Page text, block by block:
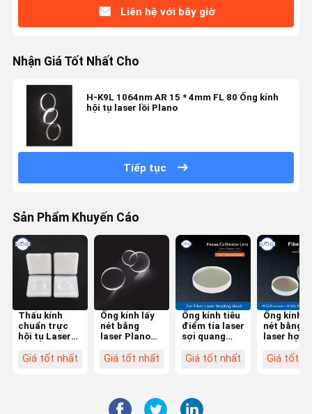
Liên hệ với bây giờ
Nhận Giá Tốt Nhất Cho
H-K9L 1064nm AR 15 * 4mm FL 80 Ống kính
hội tụ laser lồi Plano
Tiếp tục
Sản Phẩm Khuyến Cáo
Thấu kính
chuẩn trực
hội tụ Laser
D37 F100 cho
Giá tốt nhất
Ống kính lấy
nét bằng
laser Plano
FL50mm
Giá tốt nhất
Ống kính tiêu
điểm tia laser
sợi quang
Raytools WSX
Giá tốt nhất
Ống kính
nét bằng
laser hợp
Meniscus
Giá tốt